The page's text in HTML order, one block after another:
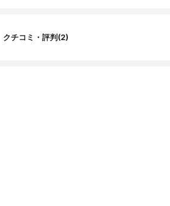
クチコミ・評判(2)